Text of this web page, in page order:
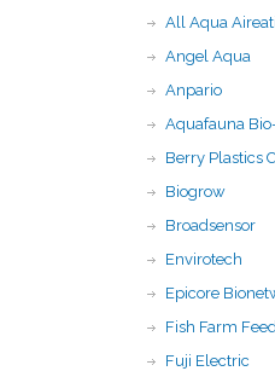
All Aqua
Angel Aqua
Anpario
Aquafauna
Berry Plastics
Biogrow
Broadsensor
Envirotech
Epicore
Fish Farm
Fuji Electric